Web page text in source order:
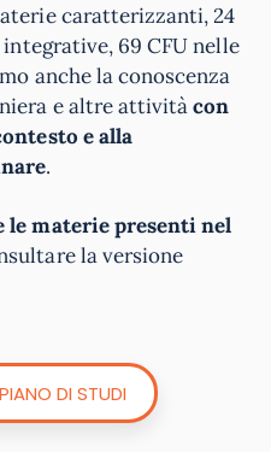
caratterizzanti, 24
69 CFU nelle
anche la conoscenza
e altre attivitàcon
e alla
.
le materie presenti nel
la versione
DI STUDI